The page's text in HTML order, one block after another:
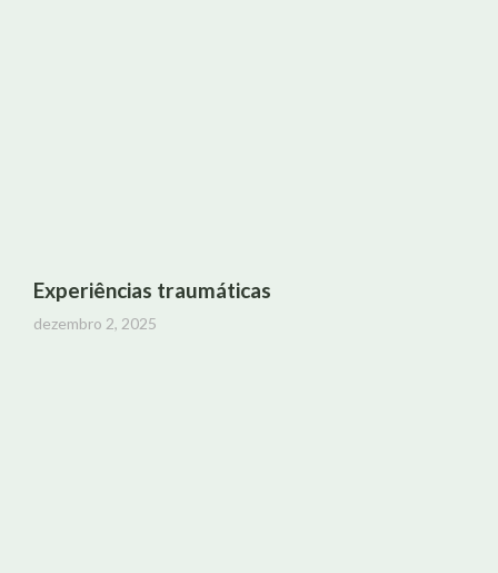
Experiências traumáticas
dezembro 2, 2025